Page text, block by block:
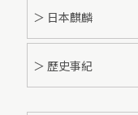
＞ 日本麒麟
＞ 歷史事紀